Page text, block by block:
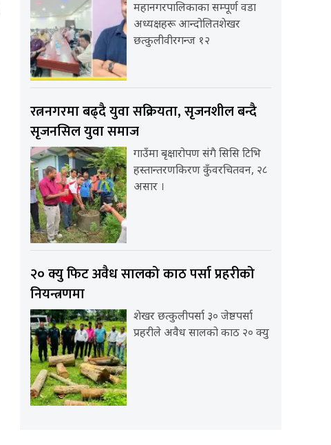
महानगरपालिकाका सम्पूर्ण वडा
अध्यक्षहरू आन्दोलितशेखर
छत्कुलीवीरगन्ज १२
रत्ननगरमा बढ्दै युवा सक्रियता, सृजनशील बन्दै
सृजनसिल युवा समाज
गाउँमा बृक्षारोपण संगै सिसि टिभि
हस्तान्तरणकिरण कुँवरचितवन, २८
असार ।
२० क्यु फिट अवैध सालको काठ पर्सा प्रहरीको
नियन्त्रणमा
शेखर छत्कुलीपर्सा ३० जेष्ठपर्सा
प्रहरीले अवैध सालको काठ २० क्यु